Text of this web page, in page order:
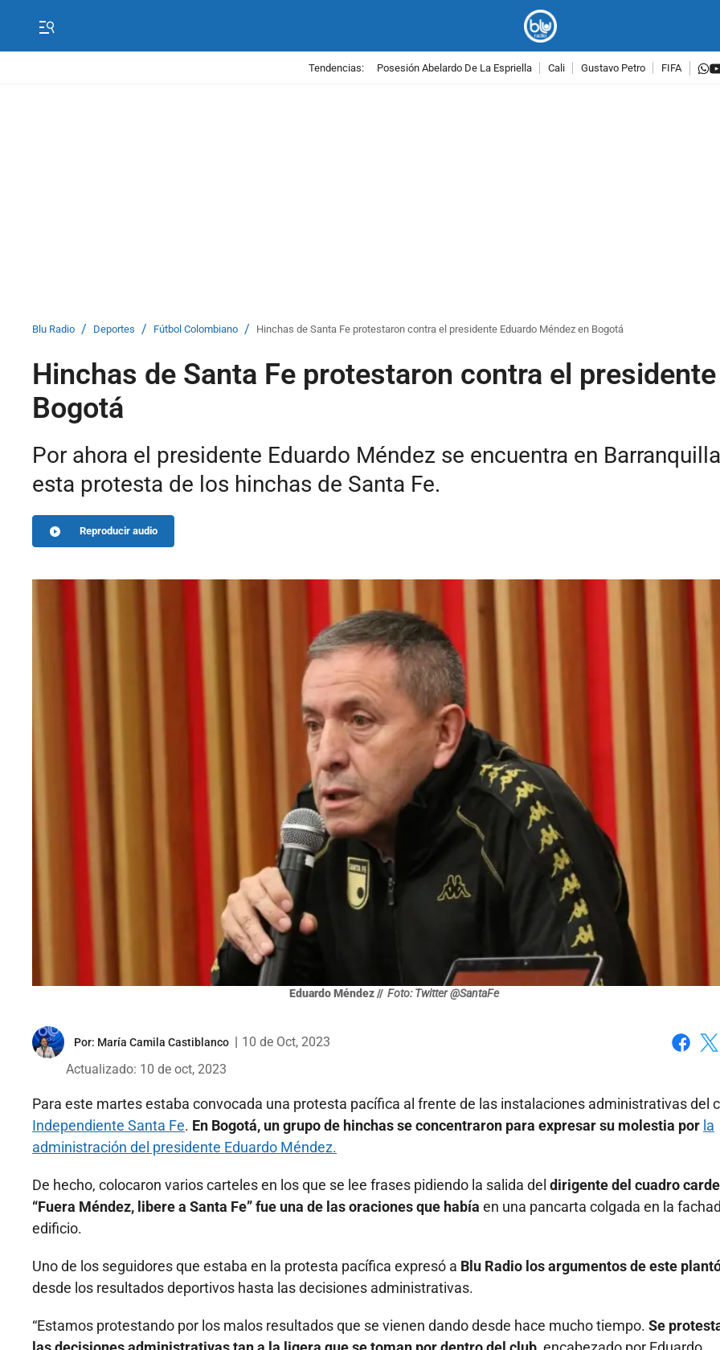
Tendencias: Posesión Abelardo De La Espriella Cali Gustavo Petro FIFA
Blu Radio / Deportes / Fútbol Colombiano / Hinchas de Santa Fe protestaron contra el presidente Eduardo Méndez en Bogotá
Hinchas de Santa Fe protestaron contra el
Bogotá
Por ahora el presidente Eduardo Méndez se encuentra en
esta protesta de los hinchas de Santa Fe.
Reproducir audio
Eduardo Méndez // Foto: Twitter @SantaFe
Por: María Camila Castiblanco
10 de Oct, 2023
Actualizado: 10 de oct, 2023
Para este martes estaba convocada una protesta pacífica al frente de las instalaciones administrativas del
Independiente Santa Fe. En Bogotá, un grupo de hinchas se concentraron para expresar su molestia por la
administración del presidente Eduardo Méndez.
De hecho, colocaron varios carteles en los que se lee frases pidiendo la salida del dirigente del cuadro
“Fuera Méndez, libere a Santa Fe” fue una de las oraciones que había en una pancarta colgada en la
edificio.
Uno de los seguidores que estaba en la protesta pacífica expresó a Blu Radio los argumentos de este
desde los resultados deportivos hasta las decisiones administrativas.
“Estamos protestando por los malos resultados que se vienen dando desde hace mucho tiempo. Se